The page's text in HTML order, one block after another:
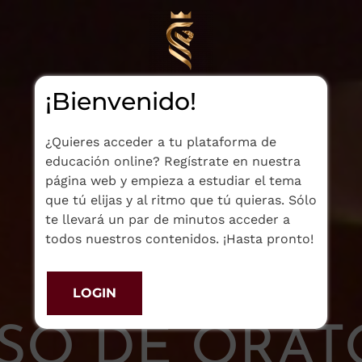
¡Bienvenido!
¿Quieres acceder a tu plataforma de
educación online? Regístrate en nuestra
página web y empieza a estudiar el tema
que tú elijas y al ritmo que tú quieras. Sólo
te llevará un par de minutos acceder a
todos nuestros contenidos. ¡Hasta pronto!
LOGIN